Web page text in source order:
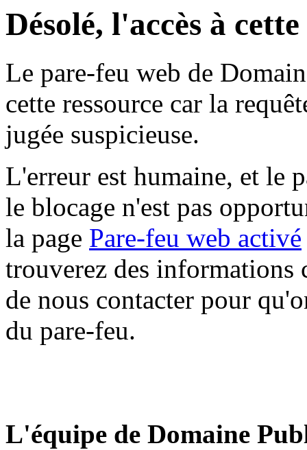
Désolé, l'accès à
Le pare-feu web de
cette ressource car la
jugée suspicieuse.
L'erreur est humaine, et le
le blocage n'est pas
la page Pare-feu web activé
trouverez des informations
de nous contacter pour
du pare-feu.
L'équipe de Domaine